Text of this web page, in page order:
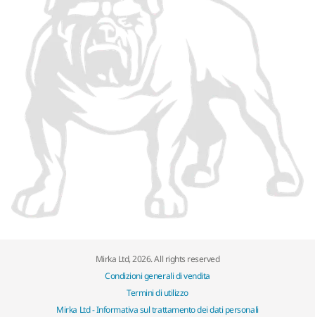
Mirka Ltd, 2026. All rights reserved
Condizioni generali di vendita
Termini di utilizzo
Mirka Ltd - Informativa sul trattamento dei dati personali